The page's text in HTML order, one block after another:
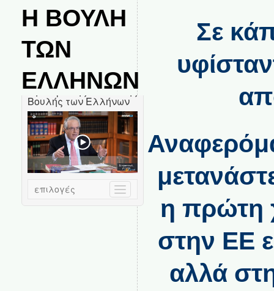
Η ΒΟΥΛΗ
ΤΩΝ
ΕΛΛΗΝΩΝ
Σε
η πρώτη
στην ΕΕ
αλλά